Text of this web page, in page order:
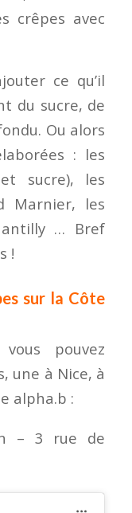
crêpes avec
ce qu’il
du sucre, de
Ou alors
: les
sucre), les
Marnier, les
… Bref
!
sur la Côte
pouvez
une à Nice, à
alpha.b :
– 3 rue de